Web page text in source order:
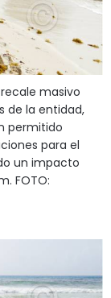
recale masivo
de la entidad,
permitido
para el
un impacto
FOTO: